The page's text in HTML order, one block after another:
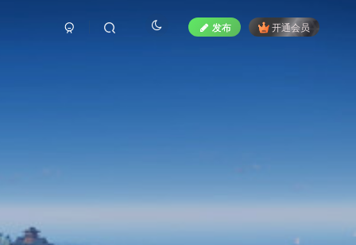
发布 开通会员